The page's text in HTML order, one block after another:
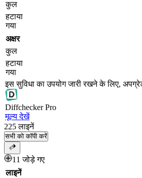
कुल
हटाया
गया
अक्षर
कुल
हटाया
गया
इस सुविधा का उपयोग जारी रखने के लिए,
DiffcheckerPro
मूल्य देखें
225 लाइनें
सभी को कॉपी करें
11 जोड़े गए
लाइनें